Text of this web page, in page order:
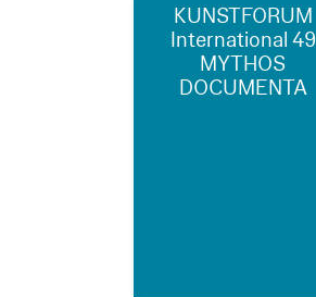
KUNSTFORUM
International 49
MYTHOS
DOCUMENTA